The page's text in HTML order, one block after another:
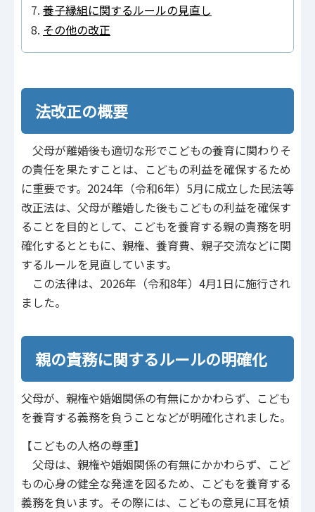
養子縁組に関するルールの見直し
その他の改正
法改正の概要
父母が離婚後も適切な形でこどもの養育に関わりそ
の責任を果たすことは、こどもの利益を確保するため
に重要です。2024年（令和6年）5月に成立した民法等
改正法は、父母が離婚した後もこどもの利益を確保す
ることを目的として、こどもを養育する親の責務を明
確化するとともに、親権、養育費、親子交流などに関
するルールを見直しています。
この法律は、2026年（令和8年）4月1日に施行され
ました。
親の責務に関するルールの明確化
父母が、親権や婚姻関係の有無にかかわらず、こども
を養育する義務を負うことなどが明確化されました。
【こどもの人格の尊重】
父母は、親権や婚姻関係の有無にかかわらず、こど
もの心身の健全な発達を図るため、こどもを養育する
義務を負います。その際には、こどもの意見に耳を傾